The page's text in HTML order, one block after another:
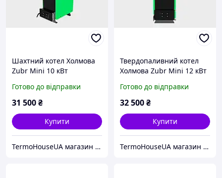
Шахтний котел Холмова
Zubr Mini 10 кВт
Готово до відправки
31 500₴
Купити
TermoHouseUA магазин опалювального і кліматичного обладнання
Твердопаливний котел
Холмова Zubr Mini 12 кВт
Готово до відправки
32 500₴
Купити
TermoHouseUA магазин опалювального і кліматичного обладнання